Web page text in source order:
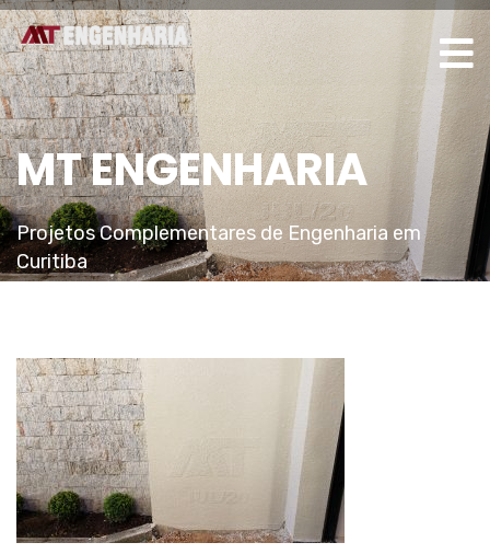
MT ENGENHARIA
Projetos Complementares de Engenharia em
Curitiba